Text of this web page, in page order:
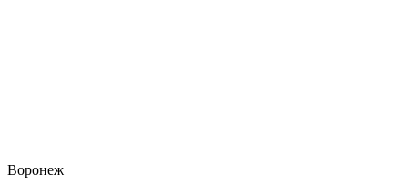
Воронеж